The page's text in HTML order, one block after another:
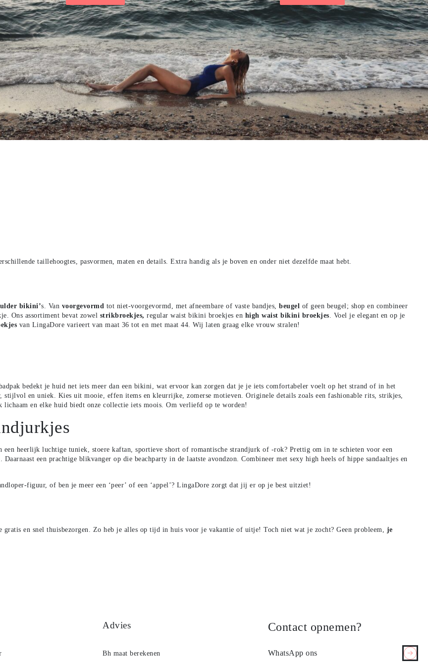
Voorgevormde bh
Niet voorgevormde bh
Gel bh
taillehoogtes, pasvormen, maten en details. Extra handig als je boven en onder niet dezelfde maat hebt.
bikini’s . Van voorgevormd tot niet-voorgevormd, met afneembare of vaste bandjes,beugel of geen beugel; shop en combineer
Ons assortiment bevat zowel strikbroekjes, regular waist bikini broekjes en high waist bikini broekjes . Voel je elegant en op je
van LingaDore varieert van maat 36 tot en met maat 44. Wij laten graag elke vrouw stralen!
badpak bedekt je huid net iets meer dan een bikini, wat ervoor kan zorgen dat je je iets comfortabeler voelt op het strand of in het
stijlvol en uniek. Kies uit mooie, effen items en kleurrijke, zomerse motieven. Originele details zoals een fashionable rits, strikjes,
en elke huid biedt onze collectie iets moois. Om verliefd op te worden!
een heerlijk luchtige tuniek, stoere kaftan, sportieve short of romantische strandjurk of -rok? Prettig om in te schieten voor een
een prachtige blikvanger op die beachparty in de laatste avondzon. Combineer met sexy high heels of hippe sandaaltjes en
figuur, of ben je meer een ‘peer’ of een ‘appel’? LingaDore zorgt dat jij er op je best uitziet!
gratis en snel thuisbezorgen. Zo heb je alles op tijd in huis voor je vakantie of uitje! Toch niet wat je zocht? Geen probleem, je
Advies
Bh maat berekenen
Contact opnemen?
WhatsApp ons